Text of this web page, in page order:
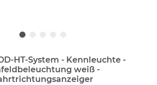
HT-System - Kennleuchte -
weiß -